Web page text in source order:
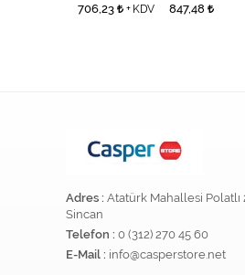
706,23 + KDV 847,48
Adres : Atatürk Mahallesi
Sincan
Telefon : 0 (312) 270 45 60
E-Mail : info@casperstore.net